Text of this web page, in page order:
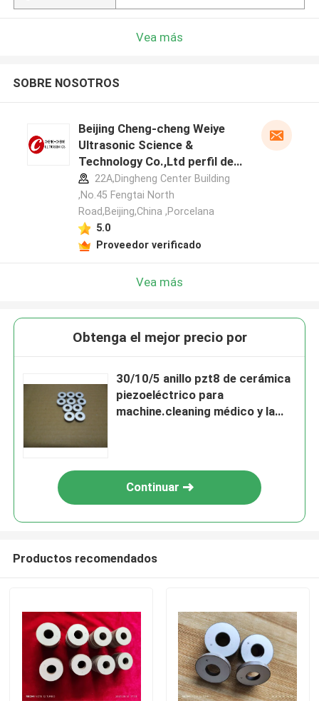
Deja un mensaje
Vea más
SOBRE NOSOTROS
Beijing Cheng-cheng Weiye
Ultrasonic Science &
Technology Co.,Ltd perfil del
fabricante
22A,Dingheng Center Building
,No.45 Fengtai North
Road,Beijing,China ,Porcelana
5.0
Proveedor verificado
Vea más
Obtenga el mejor precio por
30/10/5 anillo pzt8 de cerámica
piezoeléctrico para
machine.cleaning médico y la
Continuar
Productos recomendados